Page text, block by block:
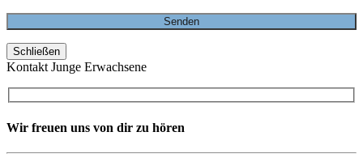
Schließen
Kontakt Junge Erwachsene
Wir freuen uns von dir zu hören